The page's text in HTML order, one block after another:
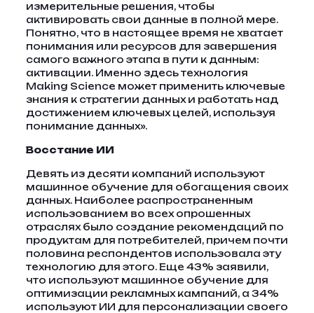
измерительные решения, чтобы
активировать свои данные в полной мере.
Понятно, что в настоящее время не хватает
понимания или ресурсов для завершения
самого важного этапа в пути к данным:
активации. Именно здесь технология
Making Science может применить ключевые
знания к стратегии данных и работать над
достижением ключевых целей, используя
понимание данных».
Восстание ИИ
Девять из десяти компаний используют
машинное обучение для обогащения своих
данных. Наиболее распространенным
использованием во всех опрошенных
отраслях было создание рекомендаций по
продуктам для потребителей, причем почти
половина респондентов использовала эту
технологию для этого. Еще 43% заявили,
что используют машинное обучение для
оптимизации рекламных кампаний, а 34%
используют ИИ для персонализации своего